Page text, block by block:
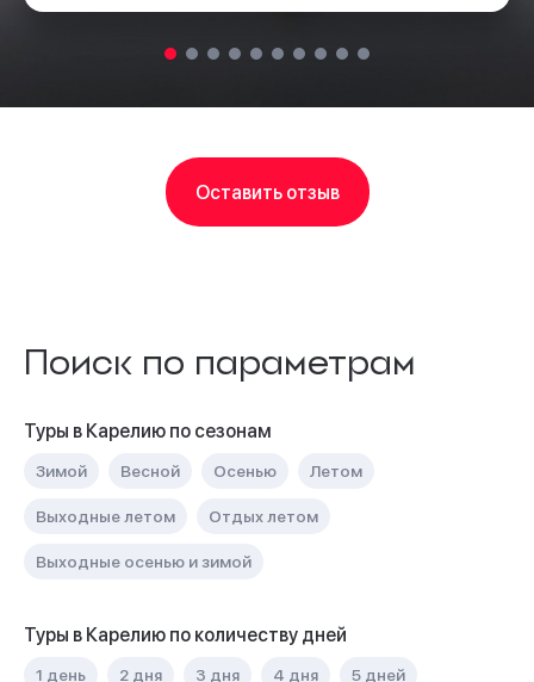
Оставить отзыв
Поиск по параметрам
Туры в Карелию по сезонам
Зимой Весной Осенью Летом
Выходные летом Отдых летом
Выходные осенью и зимой
Туры в Карелию по количеству дней
1 день 2 дня 3 дня 4 дня 5 дней